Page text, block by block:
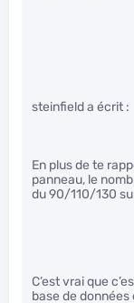
steinfield a écrit :
En plus de te
panneau, le
du 90/110/130
C’est vrai que
base de